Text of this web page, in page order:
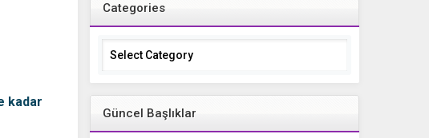
kadar
Categories
Categories
Güncel Başlıklar